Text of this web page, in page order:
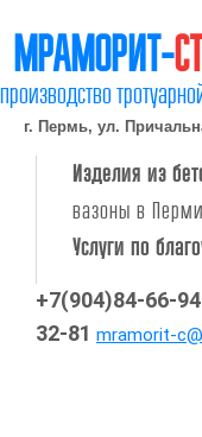
МРАМОРИТ-
производство
г. Пермь, ул.
Изделия из
вазоны в
Услуги по
+7(904)84-66-
32-81 mramorit-